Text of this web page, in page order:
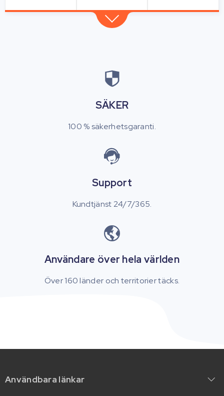
SÄKER
100 % säkerhetsgaranti.
Support
Kundtjänst 24/7/365.
Användare över hela världen
Över 160 länder och territorier täcks.
Användbara länkar